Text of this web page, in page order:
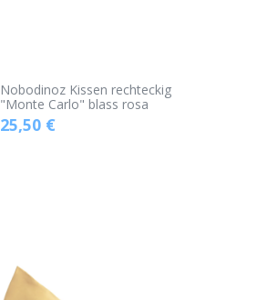
Nobodinoz Kissen rechteckig
"Monte Carlo" blass rosa
25,50 €